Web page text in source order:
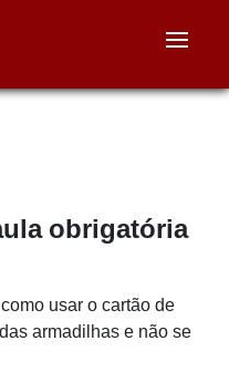
obrigatória
usar o cartão de
armadilhas e não se